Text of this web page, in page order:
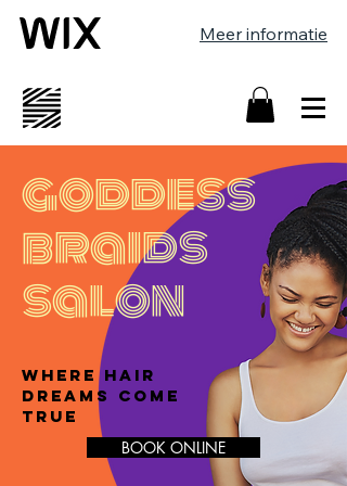
Meer informatie